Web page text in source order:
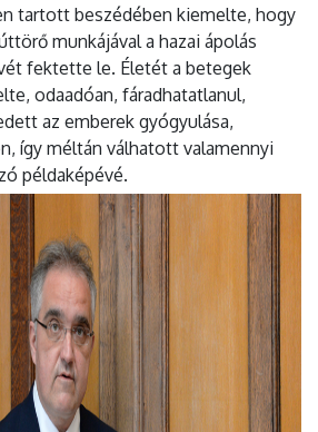
tartott beszédében kiemelte, hogy
munkájával a hazai ápolás
fektette le. Életét a betegek
odaadóan, fáradhatatlanul,
az emberek gyógyulása,
így méltán válhatott valamennyi
példaképévé.